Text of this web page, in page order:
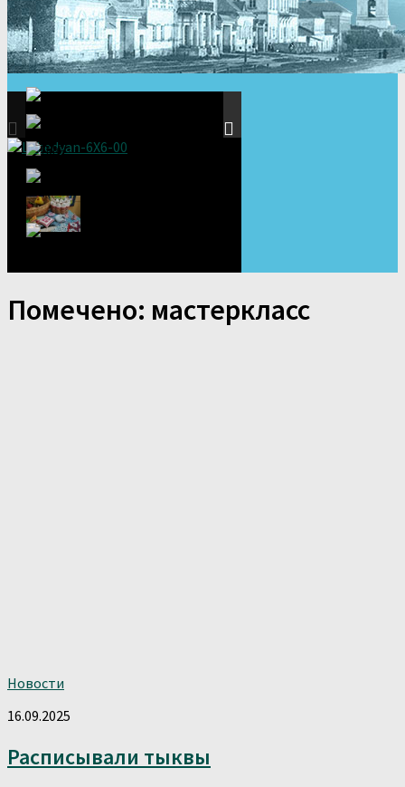
Помечено: мастеркласс
Новости
16.09.2025
Расписывали тыквы